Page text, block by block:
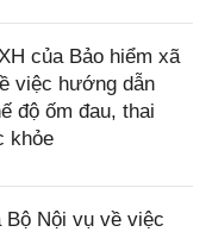
của Bảo hiểm xã
việc hướng dẫn
độ ốm đau, thai
khỏe
Bộ Nội vụ về việc